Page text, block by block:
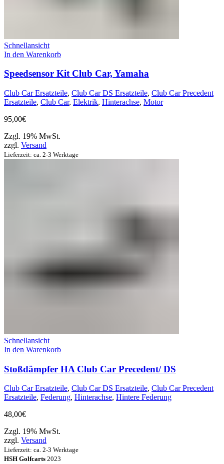
Schnellansicht
In den Warenkorb
Speedsensor Kit Club Car, Yamaha
Club Car Ersatzteile, Club Car DS Ersatzteile, Club Car Precedent
Ersatzteile, Club Car, Elektrik, Hinterachse, Motor
95,00€
Zzgl. 19% MwSt.
zzgl. Versand
Lieferzeit: ca. 2-3 Werktage
Schnellansicht
In den Warenkorb
Stoßdämpfer HA Club Car Precedent/ DS
Club Car Ersatzteile, Club Car DS Ersatzteile, Club Car Precedent
Ersatzteile, Federung, Hinterachse, Hintere Federung
48,00€
Zzgl. 19% MwSt.
zzgl. Versand
Lieferzeit: ca. 2-3 Werktage
HSH Golfcarts 2023